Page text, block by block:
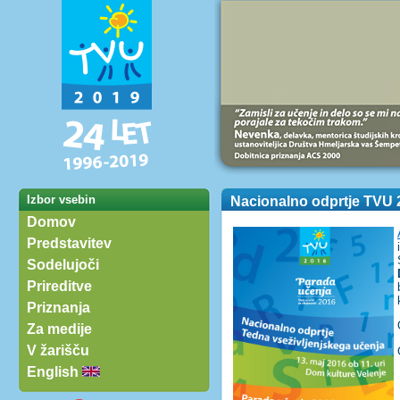
Izbor vsebin
Domov
Predstavitev
Sodelujoči
Prireditve
Priznanja
Za medije
V žarišču
English
Nacionalno odprtje TVU